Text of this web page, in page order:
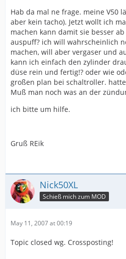
Hab da mal ne frage. meine V50
aber kein tacho). Jetzt wollt ich
machen kann damit sie besser
auspuff? ich will wahrscheinlich
machen, will aber vergaser und
kann ich einfach den zylinder
düse rein und fertig!? oder wie
großen plan bei schaltroller.
Muß man noch was an der
ich bitte um hilfe.
Gruß REik
Nick50XL
Schieß mich zum MOD
May 11, 2007 at 00:19
Topic closed wg. Crossposting!